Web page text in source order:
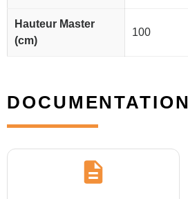
Hauteur Master
(cm)
100
DOCUMENTATION